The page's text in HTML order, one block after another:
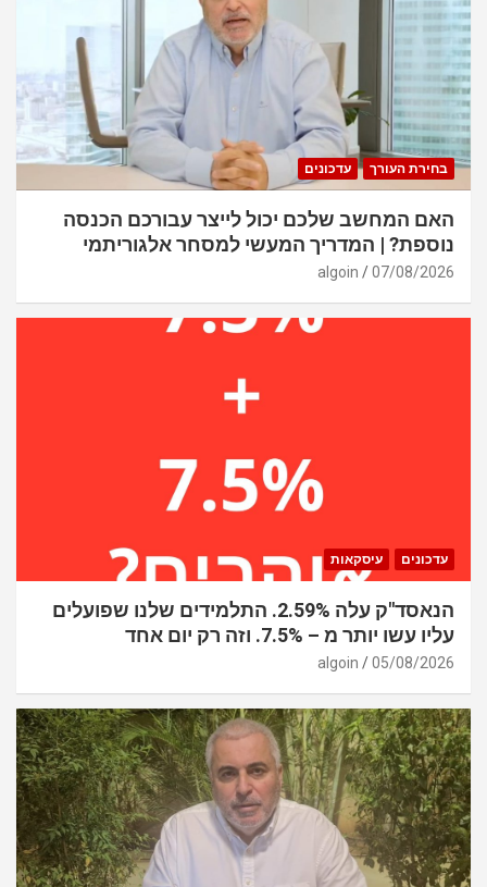
בחירת העורך עדכונים
האם המחשב שלכם יכול לייצר עבורכם הכנסה
נוספת? | המדריך המעשי למסחר אלגוריתמי
07/08/2026
algoin
עדכונים עיסקאות
הנאסד"ק עלה 2.59%. התלמידים שלנו שפועלים
עליו עשו יותר מ – 7.5%. וזה רק יום אחד
05/08/2026
algoin